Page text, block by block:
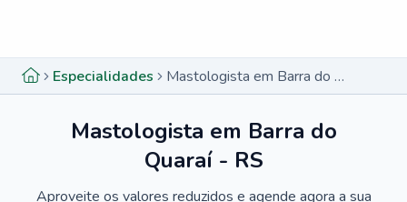
Especialidades Mastologista em Barra do Quaraí - RS
Mastologista em Barra do
Quaraí - RS
Aproveite os valores reduzidos e agende agora a sua